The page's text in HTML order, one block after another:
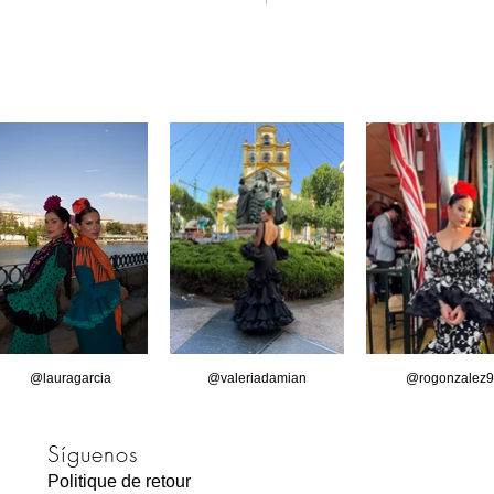
@lauragarcia @valeriadamian
Síguenos
Politique de retour